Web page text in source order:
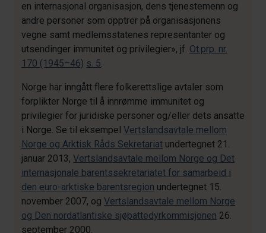
en internasjonal organisasjon, dens tjenestemenn og
andre personer som opptrer på organisasjonens
vegne samt medlemsstatenes representanter og
utsendinger immunitet og privilegier», jf. Ot.prp. nr.
170 (1945–46) s. 5.
Norge har inngått flere folkerettslige avtaler som
forplikter Norge til å innrømme immunitet og
privilegier for juridiske personer og/eller dets ansatte
i Norge. Se til eksempel Vertslandsavtale mellom
Norge og Arktisk Råds Sekretariat undertegnet 21.
januar 2013, Vertslandsavtale mellom Norge og Det
internasjonale barentssekretariatet for samarbeid i
den euro-arktiske barentsregion undertegnet 15.
november 2007, og Vertslandsavtale mellom Norge
og Den nordatlantiske sjøpattedyrkommisjonen 26.
september 2000.